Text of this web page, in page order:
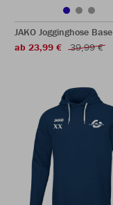
JAKO Jogginghose Base
ab 23,99 €
39,99 €